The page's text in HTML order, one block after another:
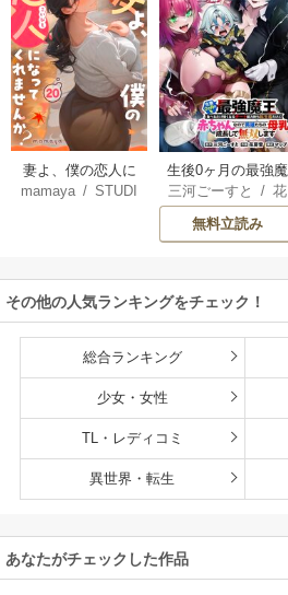
妻よ、僕の恋人に
なってくれません
mamaya /STUDI
生後0ヶ月の最強魔
王 食べるだけ強
くなるチート能力
持ち転生者だけど
雄たちの母乳で成
長して無双します
三河ごーすと /花
房雪/マップ
無料立読み
その他の人気ランキングをチェック！
総合ランキング
少女・女性
TL・レディコミ
異世界・転生
あなたがチェックした作品